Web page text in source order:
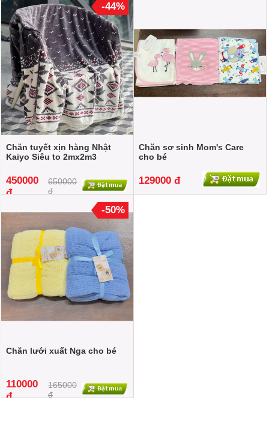
Chăn tuyết xịn hàng Nhật
Kaiyo Siêu to 2mx2m3
450000
đ
650000
đ
-44%
Chăn sơ sinh Mom's Care
cho bé
129000 đ
Chăn lưới xuất Nga cho bé
110000
đ
165000
đ
-50%